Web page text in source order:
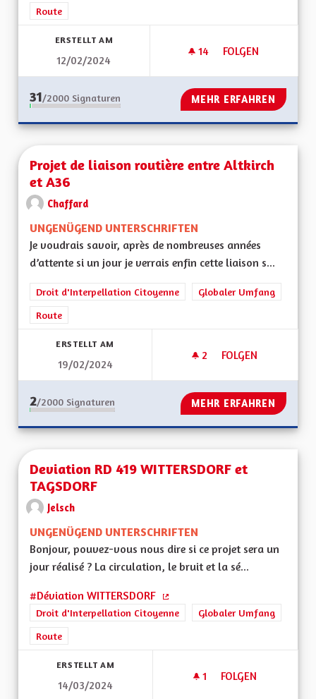
Route
ERSTELLT AM
12/02/2024
14 14 FOLLOWER
FOLGEN
POUR LE PROJET
31/2000 Signaturen MEHR ERFAHREN
Projet de liaison routière entre Altkirch
et A36
Chaffard
UNGENÜGEND UNTERSCHRIFTEN
Je voudrais savoir, après de nombreuses années
d’attente si un jour je verrais enfin cette liaison s...
Droit d'Interpellation Citoyenne
Globaler Umfang
Route
ERSTELLT AM
19/02/2024
2 2 FOLLOWER
FOLGEN
PROJET DE
2/2000 Signaturen MEHR ERFAHREN
Deviation RD 419 WITTERSDORF et
TAGSDORF
Jelsch
UNGENÜGEND UNTERSCHRIFTEN
Bonjour, pouvez-vous nous dire si ce projet sera un
jour réalisé ? La circulation, le bruit et la sé...
#Déviation WITTERSDORF
(Externer Link)
Droit d'Interpellation Citoyenne
Globaler Umfang
Route
ERSTELLT AM
14/03/2024
1 1 FOLLOWER
FOLGEN
DEVIATION RD